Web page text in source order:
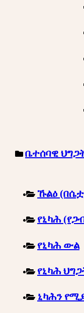
ቤተሰባዊ
ኹልዕ
የኒካሕ
የኒካሕ ውል
የኒካሕ
ኒካሕን